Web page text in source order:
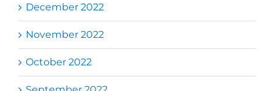
December 2022
November 2022
October 2022